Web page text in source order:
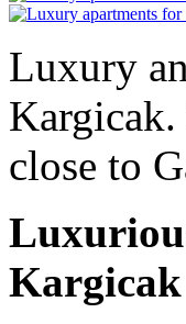
Luxury
close to
Luxur
Kargicak